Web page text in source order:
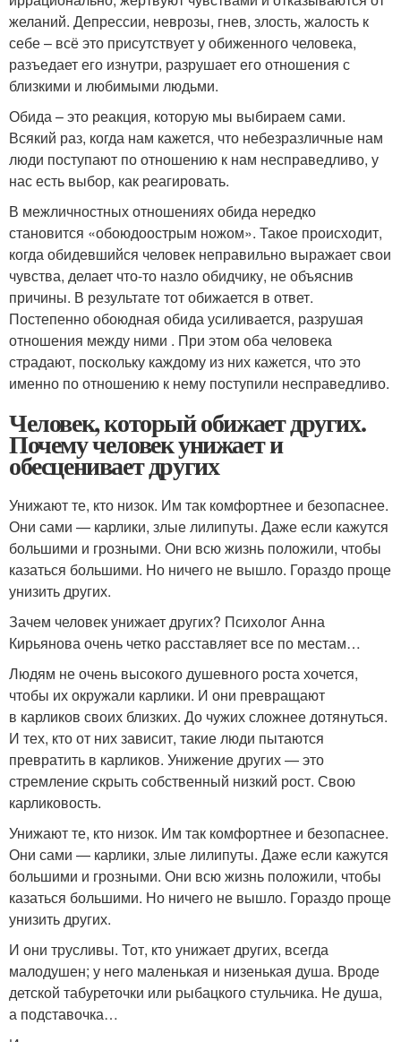
желаний. Депрессии, неврозы, гнев, злость, жалость к
себе – всё это присутствует у обиженного человека,
разъедает его изнутри, разрушает его отношения с
близкими и любимыми людьми.
Обида – это реакция, которую мы выбираем сами.
Всякий раз, когда нам кажется, что небезразличные нам
люди поступают по отношению к нам несправедливо, у
нас есть выбор, как реагировать.
В межличностных отношениях обида нередко
становится «обоюдоострым ножом». Такое происходит,
когда обидевшийся человек неправильно выражает свои
чувства, делает что-то назло обидчику, не объяснив
причины. В результате тот обижается в ответ.
Постепенно обоюдная обида усиливается, разрушая
отношения между ними . При этом оба человека
страдают, поскольку каждому из них кажется, что это
именно по отношению к нему поступили несправедливо.
Человек, который обижает других.
Почему человек унижает и
обесценивает других
Унижают те, кто низок. Им так комфортнее и безопаснее.
Они сами — карлики, злые лилипуты. Даже если кажутся
большими и грозными. Они всю жизнь положили, чтобы
казаться большими. Но ничего не вышло. Гораздо проще
унизить других.
Зачем человек унижает других? Психолог Анна
Кирьянова очень четко расставляет все по местам…
Людям не очень высокого душевного роста хочется,
чтобы их окружали карлики. И они превращают
в карликов своих близких. До чужих сложнее дотянуться.
И тех, кто от них зависит, такие люди пытаются
превратить в карликов. Унижение других — это
стремление скрыть собственный низкий рост. Свою
карликовость.
Унижают те, кто низок. Им так комфортнее и безопаснее.
Они сами — карлики, злые лилипуты. Даже если кажутся
большими и грозными. Они всю жизнь положили, чтобы
казаться большими. Но ничего не вышло. Гораздо проще
унизить других.
И они трусливы. Тот, кто унижает других, всегда
малодушен; у него маленькая и низенькая душа. Вроде
детской табуреточки или рыбацкого стульчика. Не душа,
а подставочка…